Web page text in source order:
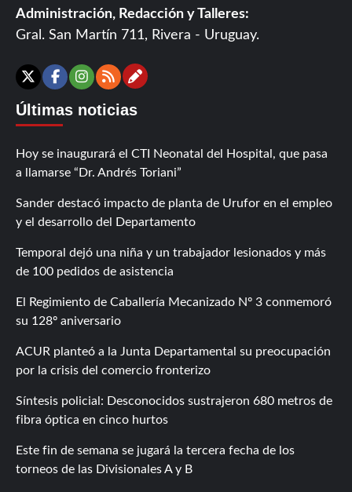
Administración, Redacción y Talleres:
Gral. San Martín 711, Rivera - Uruguay.
X Facebook
Instagram
RSSContáctanos
Últimas noticias
Hoy se inaugurará el CTI Neonatal del Hospital, que pasa
a llamarse “Dr. Andrés Toriani”
Sander destacó impacto de planta de Urufor en el empleo
y el desarrollo del Departamento
Temporal dejó una niña y un trabajador lesionados y más
de 100 pedidos de asistencia
El Regimiento de Caballería Mecanizado Nº 3 conmemoró
su 128º aniversario
ACUR planteó a la Junta Departamental su preocupación
por la crisis del comercio fronterizo
Síntesis policial: Desconocidos sustrajeron 680 metros de
fibra óptica en cinco hurtos
Este fin de semana se jugará la tercera fecha de los
torneos de las Divisionales A y B